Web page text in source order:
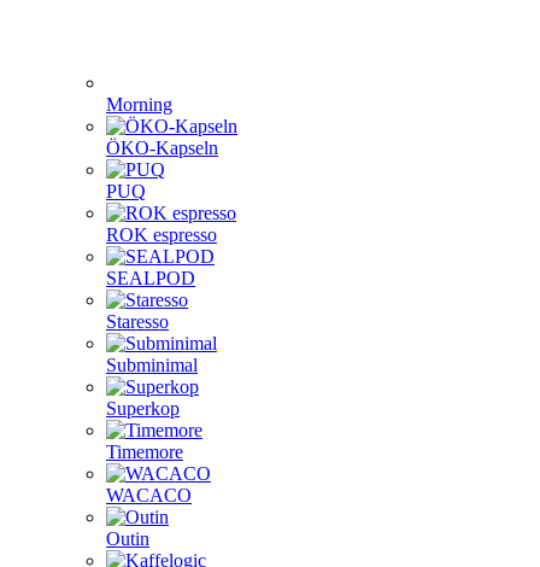
Morning
ÖKO-Kapseln
PUQ
ROK espresso
SEALPOD
Staresso
Subminimal
Superkop
Timemore
WACACO
Outin